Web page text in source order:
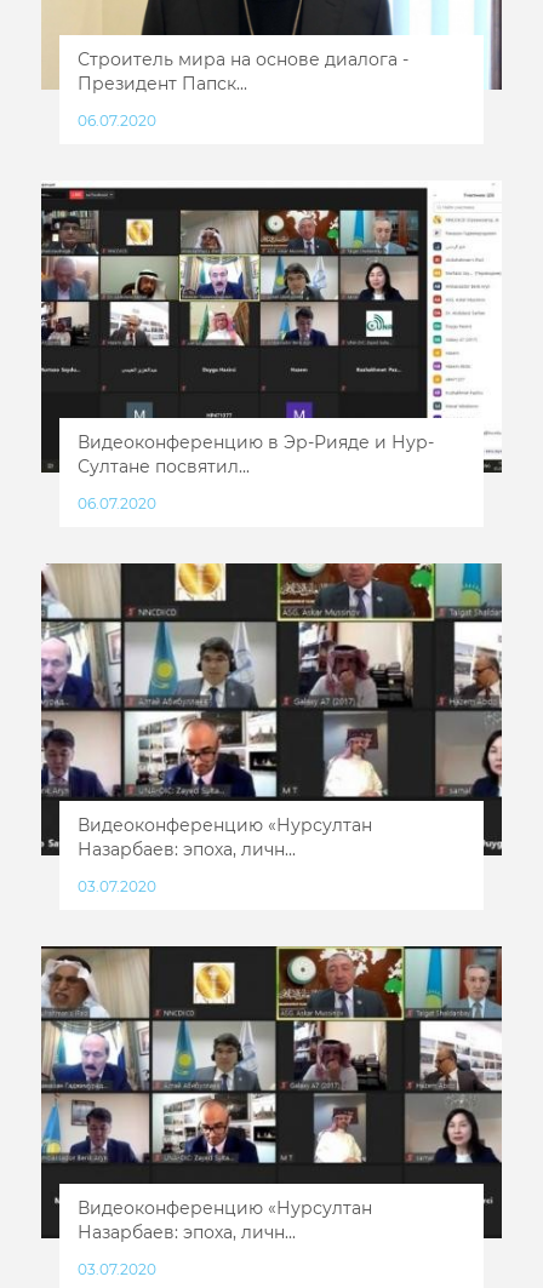
Строитель мира на основе диалога -
Президент Папск...
06.07.2020
Видеоконференцию в Эр-Рияде и Нур-
Султане посвятил...
06.07.2020
Видеоконференцию «Нурсултан
Назарбаев: эпоха, личн...
03.07.2020
Видеоконференцию «Нурсултан
Назарбаев: эпоха, личн...
03.07.2020